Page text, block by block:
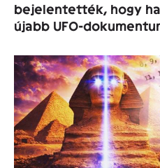
bejelentették, hogy
újabb UFO-